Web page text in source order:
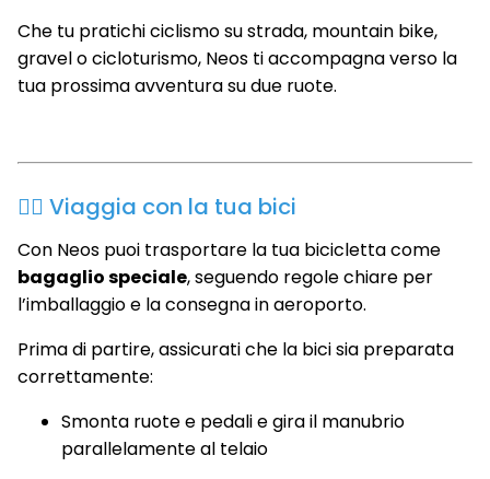
Che tu pratichi ciclismo su strada, mountain bike,
gravel o cicloturismo, Neos ti accompagna verso la
tua prossima avventura su due ruote.
🚴‍♂️ Viaggia con la tua bici
Con Neos puoi trasportare la tua bicicletta come
bagaglio speciale, seguendo regole chiare per
l’imballaggio e la consegna in aeroporto.
Prima di partire, assicurati che la bici sia preparata
correttamente:
Smonta ruote e pedali e gira il manubrio
parallelamente al telaio